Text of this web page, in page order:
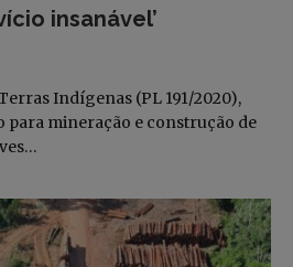
insanável’
Indígenas (PL 191/2020),
para mineração e construção de